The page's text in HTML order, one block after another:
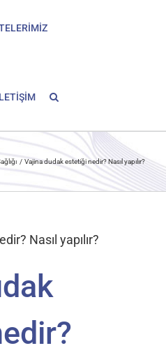
Vajina dudak estetiği nedir? Nasıl yapılır?
Nasıl yapılır?